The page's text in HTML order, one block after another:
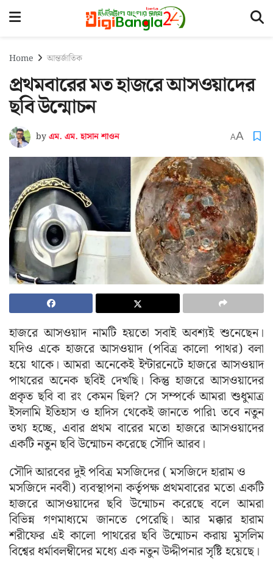
Home আন্তর্জাতিক
প্রথমবারের মত হাজরে আসওয়াদের
ছবি উন্মোচন
byএম. এম. হাসান শাওন AA
হাজরে আসওয়াদ নামটি হয়তো সবাই অবশ্যই শুনেছেন।
যদিও একে হাজরে আসওয়াদ (পবিত্র কালো পাথর) বলা
হয়ে থাকে। আমরা অনেকেই ইন্টারনেটে হাজরে আসওয়াদ
পাথরের অনেক ছবিই দেখছি। কিন্তু হাজরে আসওয়াদের
প্রকৃত ছবি বা রং কেমন ছিল? সে সম্পর্কে আমরা শুধুমাত্র
ইসলামি ইতিহাস ও হাদিস থেকেই জানতে পারি৷ তবে নতুন
তথ্য হচ্ছে, এবার প্রথম বারের মতো হাজরে আসওয়াদের
একটি নতুন ছবি উন্মোচন করেছে সৌদি আরব।
সৌদি আরবের দুই পবিত্র মসজিদের ( মসজিদে হারাম ও
মসজিদে নববী) ব্যবস্থাপনা কর্তৃপক্ষ প্রথমবারের মতো একটি
হাজরে আসওয়াদের ছবি উন্মোচন করেছে বলে আমরা
বিভিন্ন গণমাধ্যমে জানতে পেরেছি। আর মক্কার হারাম
শরীফের এই কালো পাথরের ছবি উন্মোচন করায় মুসলিম
বিশ্বের ধর্মাবলম্বীদের মধ্যে এক নতুন উদ্দীপনার সৃষ্টি হয়েছে।